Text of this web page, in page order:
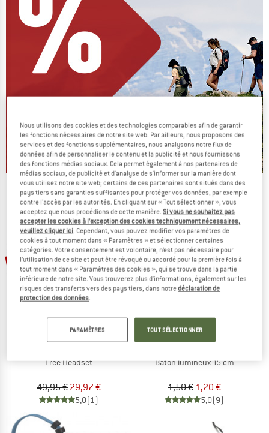
On vide des stocks !
JUSQU'À -60 %
LE DÉSTOCKAGE
-40 %
Free Headset
49,95 € 29,97 €
5,0(1)
-20 %
Bâton lumineux 15 cm
1,50 € 1,20 €
5,0(9)
Nous utilisons des cookies et des technologies comparables afin de garantir
les fonctions nécessaires de notre site web. Par ailleurs, nous proposons des
services et des fonctions supplémentaires, nous analysons notre flux de
données afin de personnaliser le contenu et la publicité et nous fournissons
des fonctions médias sociaux. Cela permet également à nos partenaires de
médias sociaux, de publicité et d'analyse de s'informer sur la manière dont
vous utilisez notre site web; certains de ces partenaires sont situés dans des
pays tiers sans garanties suffisantes pour protéger vos données, par exemple
contre l'accès par les autorités. En cliquant sur « Tout sélectionner », vous
acceptez que nous procédions de cette manière.Si vous ne souhaitez pas
accepter les cookies à l’exception des cookies techniquement nécessaires,
veuillez cliquer ici. Cependant, vous pouvez modifier vos paramètres de
cookies à tout moment dans « Paramètres » et sélectionner certaines
catégories. Votre consentement est volontaire, n’est pas nécessaire pour
l’utilisation de ce site et peut être révoqué ou accordé pour la première fois à
tout moment dans « Paramètres des cookies », qui se trouve dans la partie
inférieure de notre site. Vous trouverez plus d'informations, également sur les
risques des transferts vers des pays tiers, dans notredéclaration de
protection des données.
PARAMÈTRES TOUT SÉLECTIONNER